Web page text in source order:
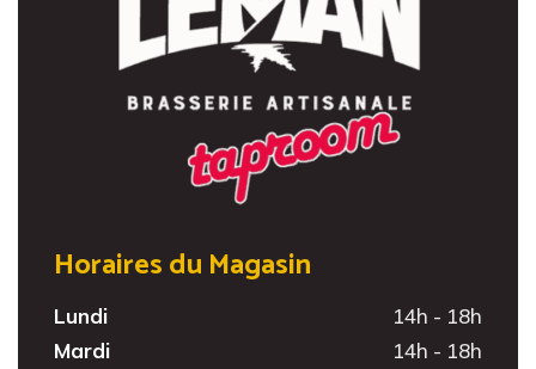
Horaires du Magasin
Lundi
14h - 18h
Mardi
14h - 18h